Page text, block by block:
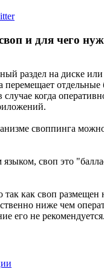
и для чего
раздел на диске
перемещает отдельные
когда
своппинга
своп это
так как своп размещен
ниже чем
его не рекомендуется.